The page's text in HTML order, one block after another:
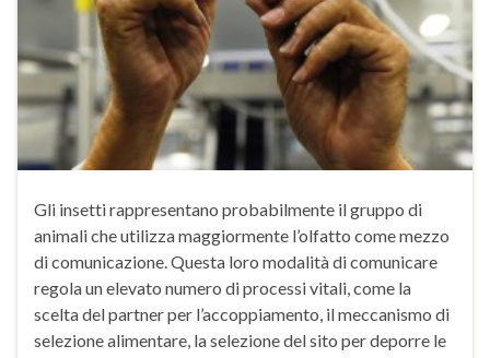
Gli insetti rappresentano probabilmente il gruppo di
animali che utilizza maggiormente l’olfatto come mezzo
di comunicazione. Questa loro modalità di comunicare
regola un elevato numero di processi vitali, come la
scelta del partner per l’accoppiamento, il meccanismo di
selezione alimentare, la selezione del sito per deporre le